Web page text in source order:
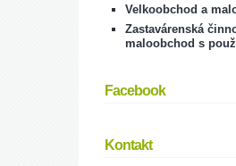
Velkoobchod a
Zastavárenská
maloobchod s
Facebook
Kontakt